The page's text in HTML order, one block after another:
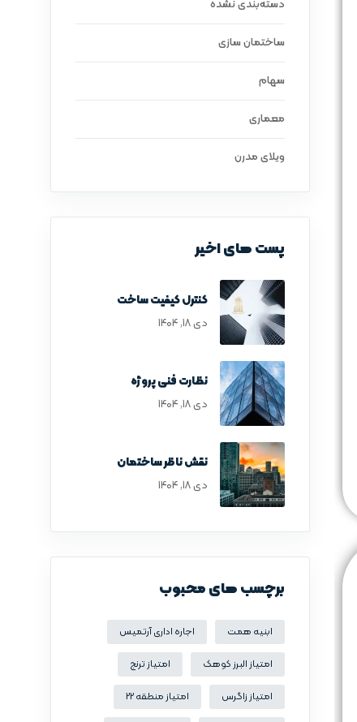
دسته‌بندی نشده
ساختمان سازی
سهام
معماری
ویلای مدرن
پست های اخیر
کنترل کیفیت ساخت
دی ۱۸, ۱۴۰۴
نظارت فنی پروژه
دی ۱۸, ۱۴۰۴
نقش ناظر ساختمان
دی ۱۸, ۱۴۰۴
برچسب های محبوب
ابنیه همت اجاره اداری آرتمیس
امتیاز البرز کوهک امتیاز ترنج
امتیاز زاگرس امتیاز منطقه 22